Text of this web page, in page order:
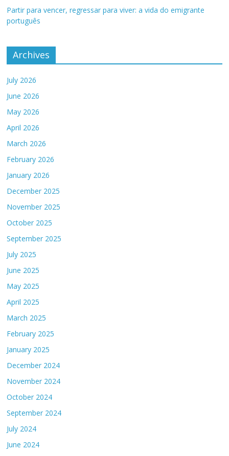
Partir para vencer, regressar para viver: a vida do emigrante
português
Archives
July 2026
June 2026
May 2026
April 2026
March 2026
February 2026
January 2026
December 2025
November 2025
October 2025
September 2025
July 2025
June 2025
May 2025
April 2025
March 2025
February 2025
January 2025
December 2024
November 2024
October 2024
September 2024
July 2024
June 2024